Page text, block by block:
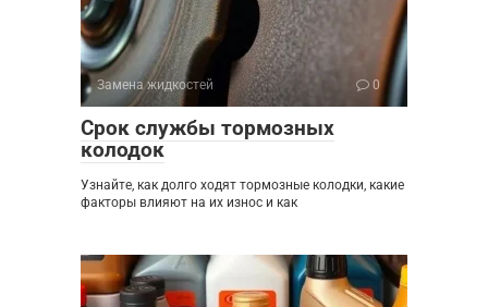
Замена жидкостей 0
Срок службы тормозных
колодок
Узнайте, как долго ходят тормозные колодки, какие
факторы влияют на их износ и как